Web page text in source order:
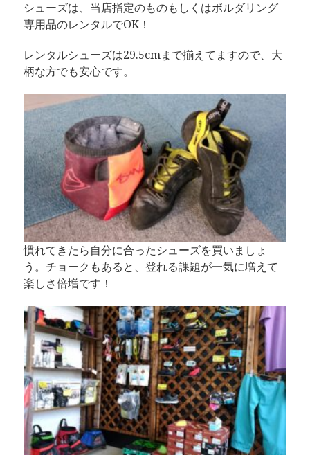
シューズは、当店指定のものもしくはボルダリング
専用品のレンタルでOK！
レンタルシューズは29.5cmまで揃えてますので、大
柄な方でも安心です。
慣れてきたら自分に合ったシューズを買いましょ
う。チョークもあると、登れる課題が一気に増えて
楽しさ倍増です！